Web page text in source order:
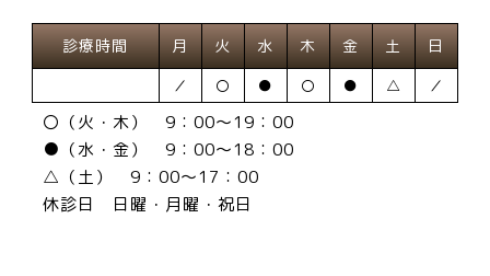
診療時間 月 火 水 木 金 土 日
／ 〇 ● 〇 ● △ ／
〇（火・木） 9：00～19：00
●（水・金） 9：00～18：00
△（土） 9：00～17：00
休診日 日曜・月曜・祝日